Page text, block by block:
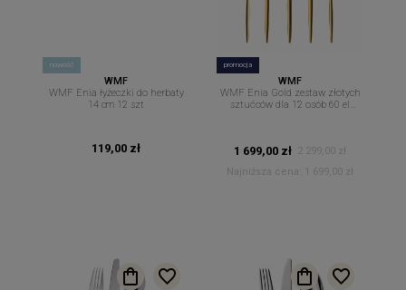
nowość
WMF
WMF Enia łyżeczki do herbaty
14 cm 12 szt
119,00 zł
promocja
WMF
WMF Enia Gold zestaw złotych
sztućców dla 12 osób 60 el
1 699,00 zł 2 299,00 zł
Najniższa cena:
1 699,00 zł